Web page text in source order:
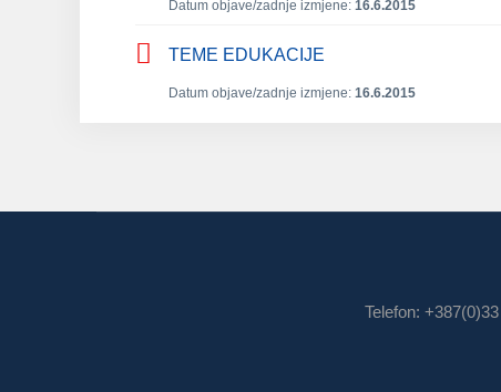
Datum objave/zadnje izmjene: 16.6.2015
TEME EDUKACIJE
Datum objave/zadnje izmjene: 16.6.2015
Telefon: